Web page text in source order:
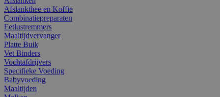
Afslankthee en Koffie
Combinatiepreparaten
Eetlustremmers
Maaltijdvervanger
Platte Buik
Vet Binders
Vochtafdrijvers
Specifieke Voeding
Babyvoeding
Maaltijden